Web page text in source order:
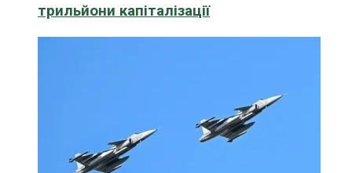
трильйони капіталізації